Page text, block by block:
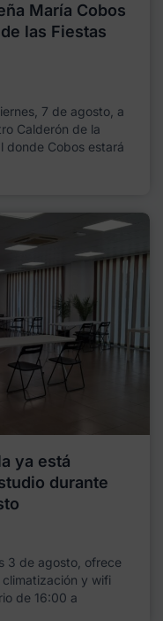
María Cobos
las Fiestas
7 de agosto, a
Calderón de la
donde Cobos estará
ya está
durante
3 de agosto, ofrece
y wifi
de 16:00 a